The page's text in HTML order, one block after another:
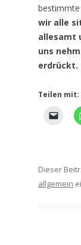
bestimmte
wir alle
allesamt
uns
erdrückt.
Teilen mit:
Dieser
allgemein